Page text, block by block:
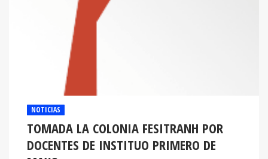
NOTICIAS
TOMADA LA COLONIA FESITRANH POR
DOCENTES DE INSTITUO PRIMERO DE